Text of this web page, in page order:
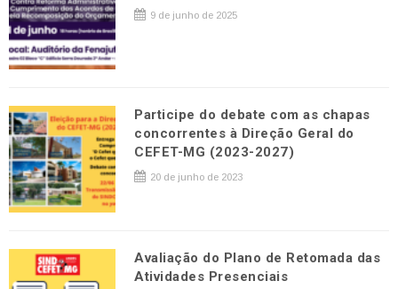
9 de junho de 2025
Participe do debate com as chapas
concorrentes à Direção Geral do
CEFET-MG (2023-2027)
20 de junho de 2023
Avaliação do Plano de Retomada das
Atividades Presenciais